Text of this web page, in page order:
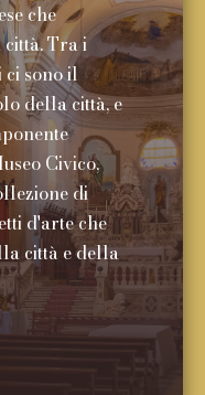
che
Tra i
sono il
della città, e
Civico,
di
d'arte che
città e della